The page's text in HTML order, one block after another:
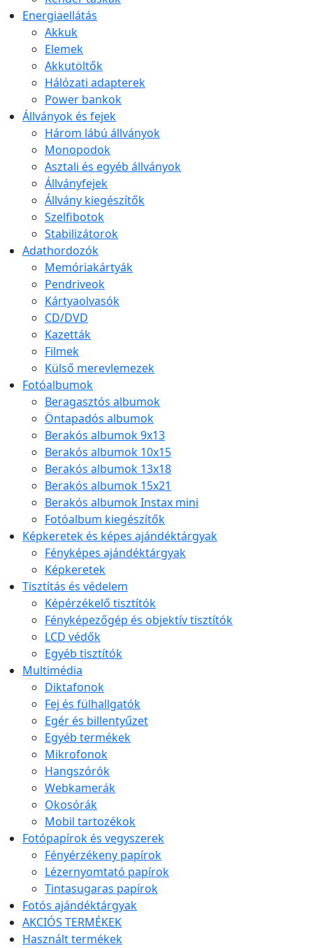
Energiaellátás
Akkuk
Elemek
Akkutöltők
Hálózati adapterek
Power bankok
Állványok és fejek
Három lábú állványok
Monopodok
Asztali és egyéb állványok
Állványfejek
Állvány kiegészítők
Szelfibotok
Stabilizátorok
Adathordozók
Memóriakártyák
Pendriveok
Kártyaolvasók
CD/DVD
Kazetták
Filmek
Külső merevlemezek
Fotóalbumok
Beragasztós albumok
Öntapadós albumok
Berakós albumok 9x13
Berakós albumok 10x15
Berakós albumok 13x18
Berakós albumok 15x21
Berakós albumok Instax mini
Fotóalbum kiegészítők
Képkeretek és képes ajándéktárgyak
Fényképes ajándéktárgyak
Képkeretek
Tisztítás és védelem
Képérzékelő tisztítók
Fényképezőgép és objektív tisztítók
LCD védők
Egyéb tisztítók
Multimédia
Diktafonok
Fej és fülhallgatók
Egér és billentyűzet
Egyéb termékek
Mikrofonok
Hangszórók
Webkamerák
Okosórák
Mobil tartozékok
Fotópapírok és vegyszerek
Fényérzékeny papírok
Lézernyomtató papírok
Tintasugaras papírok
Fotós ajándéktárgyak
AKCIÓS TERMÉKEK
Használt termékek